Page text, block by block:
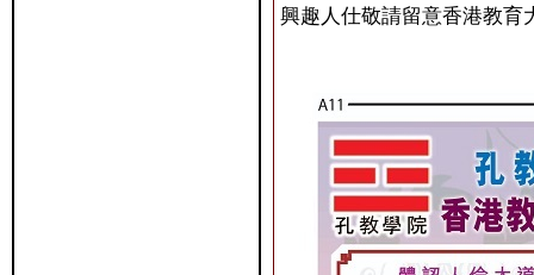
興趣人仕敬請留意香港教育